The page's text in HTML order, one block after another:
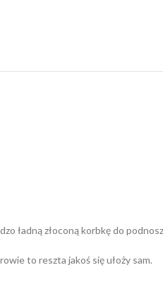
ładną złoconą korbkę do
to reszta jakoś się ułoży sam.